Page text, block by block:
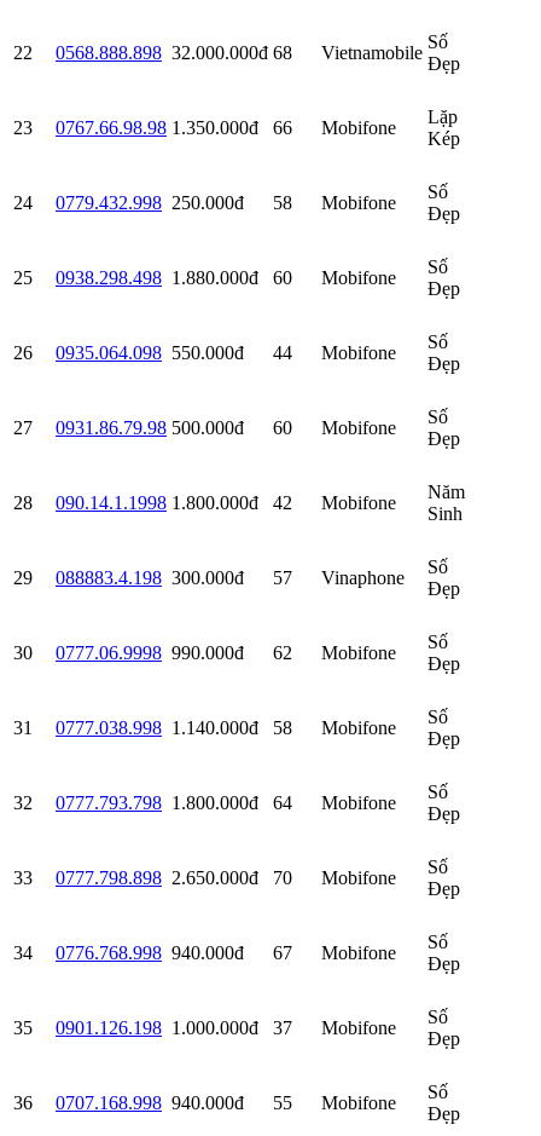
22 0568.888.898 32.000.000đ 68 Vietnamobile
Số
Đẹp
23 0767.66.98.98 1.350.000đ 66 Mobifone
Lặp
Kép
24 0779.432.998 250.000đ 58 Mobifone
Số
Đẹp
25 0938.298.498 1.880.000đ 60 Mobifone
Số
Đẹp
26 0935.064.098 550.000đ 44 Mobifone
Số
Đẹp
27 0931.86.79.98 500.000đ 60 Mobifone
Số
Đẹp
28 090.14.1.1998 1.800.000đ 42 Mobifone
Năm
Sinh
29 088883.4.198 300.000đ 57 Vinaphone
Số
Đẹp
30 0777.06.9998 990.000đ 62 Mobifone
Số
Đẹp
31 0777.038.998 1.140.000đ 58 Mobifone
Số
Đẹp
32 0777.793.798 1.800.000đ 64 Mobifone
Số
Đẹp
33 0777.798.898 2.650.000đ 70 Mobifone
Số
Đẹp
34 0776.768.998 940.000đ 67 Mobifone
Số
Đẹp
35 0901.126.198 1.000.000đ 37 Mobifone
Số
Đẹp
36 0707.168.998 940.000đ 55 Mobifone
Số
Đẹp